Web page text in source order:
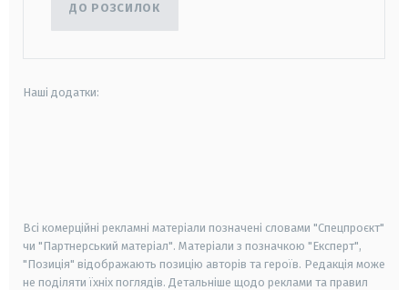
ДО РОЗСИЛОК
Наші додатки:
Всі комерційні рекламні матеріали позначені словами "Спецпроєкт"
чи "Партнерський матеріал". Матеріали з позначкою "Експерт",
"Позиція" відображають позицію авторів та героїв. Редакція може
не поділяти їхніх поглядів. Детальніше щодо реклами та правил